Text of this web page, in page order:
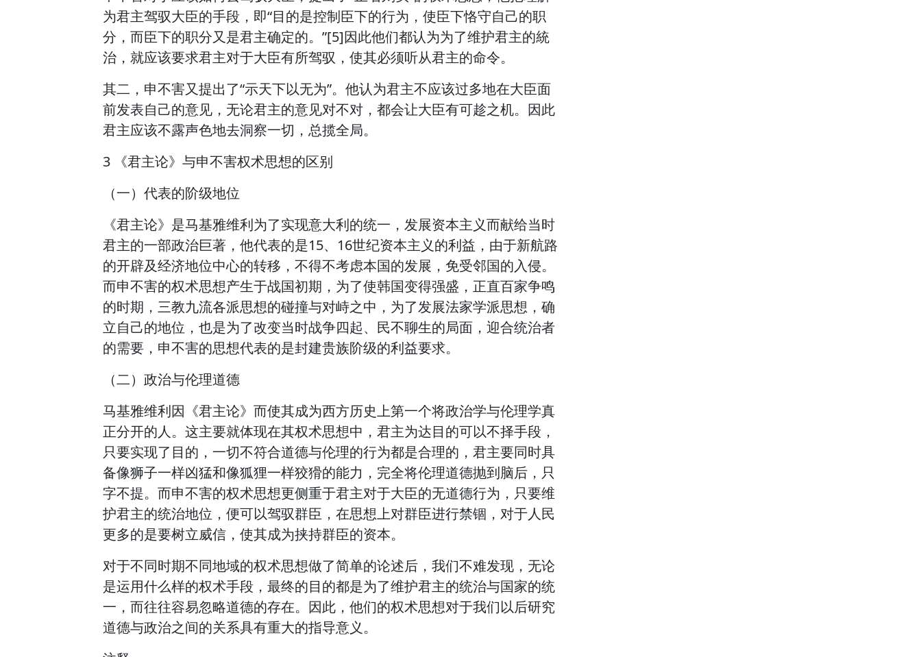
为君主驾驭大臣的手段，即“目的是控制臣下的行为，使臣下恪守自己的职
分，而臣下的职分又是君主确定的。”[5]因此他们都认为为了维护君主的統
治，就应该要求君主对于大臣有所驾驭，使其必须听从君主的命令。
其二，申不害又提出了“示天下以无为”。他认为君主不应该过多地在大臣面
前发表自己的意见，无论君主的意见对不对，都会让大臣有可趁之机。因此
君主应该不露声色地去洞察一切，总揽全局。
3 《君主论》与申不害权术思想的区别
（一）代表的阶级地位
《君主论》是马基雅维利为了实现意大利的统一，发展资本主义而献给当时
君主的一部政治巨著，他代表的是15、16世纪资本主义的利益，由于新航路
的开辟及经济地位中心的转移，不得不考虑本国的发展，免受邻国的入侵。
而申不害的权术思想产生于战国初期，为了使韩国变得强盛，正直百家争鸣
的时期，三教九流各派思想的碰撞与对峙之中，为了发展法家学派思想，确
立自己的地位，也是为了改变当时战争四起、民不聊生的局面，迎合统治者
的需要，申不害的思想代表的是封建贵族阶级的利益要求。
（二）政治与伦理道德
马基雅维利因《君主论》而使其成为西方历史上第一个将政治学与伦理学真
正分开的人。这主要就体现在其权术思想中，君主为达目的可以不择手段，
只要实现了目的，一切不符合道德与伦理的行为都是合理的，君主要同时具
备像狮子一样凶猛和像狐狸一样狡猾的能力，完全将伦理道德抛到脑后，只
字不提。而申不害的权术思想更侧重于君主对于大臣的无道德行为，只要维
护君主的统治地位，便可以驾驭群臣，在思想上对群臣进行禁锢，对于人民
更多的是要树立威信，使其成为挟持群臣的资本。
对于不同时期不同地域的权术思想做了简单的论述后，我们不难发现，无论
是运用什么样的权术手段，最终的目的都是为了维护君主的统治与国家的统
一，而往往容易忽略道德的存在。因此，他们的权术思想对于我们以后研究
道德与政治之间的关系具有重大的指导意义。